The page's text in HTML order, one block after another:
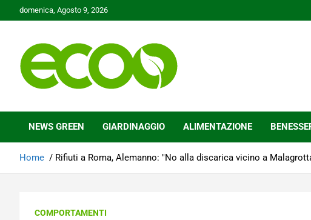
to
domenica, Agosto 9, 2026
Ecoo.it
NEWS GREEN GIARDINAGGIO ALIMENTAZIONE
Home Rifiuti a Roma, Alemanno: "No alla discarica vicino a
COMPORTAMENTI